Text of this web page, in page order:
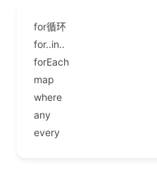
for循环
for..in..
forEach
map
where
any
every